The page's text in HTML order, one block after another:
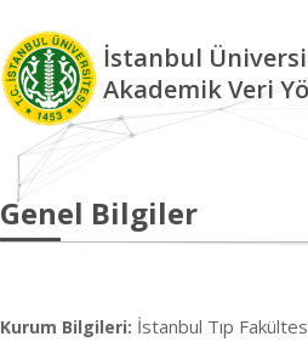
İstanbul
Akademik Veri
Genel Bilgiler
Kurum Bilgileri: İstanbul Tıp